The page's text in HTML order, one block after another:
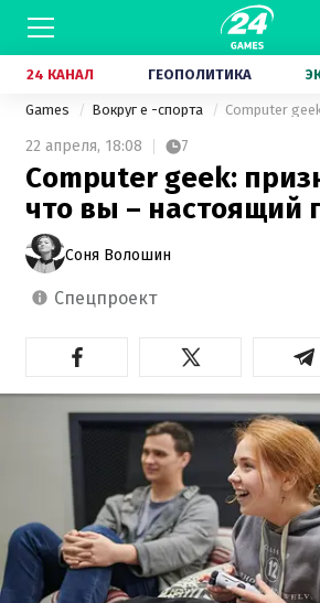
24 КАНАЛ ГЕОПОЛИТИКА
Games Вокруг е -спорта
22 апреля, 18:08 7
Computer geek:
что вы – настоящий
Соня Волошин
спецпроект